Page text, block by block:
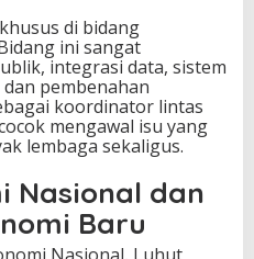
di bidang
ini sangat
integrasi data, sistem
pembenahan
koordinator lintas
mengawal isu yang
lembaga sekaligus.
Nasional dan
Baru